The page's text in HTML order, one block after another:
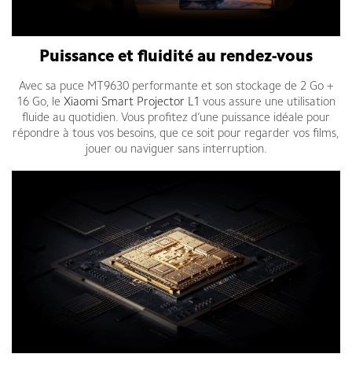
Puissance et fluidité au rendez-vous
Avec sa puce MT9630 performante et son stockage de 2 Go +
16 Go, le Xiaomi Smart Projector L1 vous assure une utilisation
fluide au quotidien. Vous profitez d’une puissance idéale pour
répondre à tous vos besoins, que ce soit pour regarder vos films,
jouer ou naviguer sans interruption.